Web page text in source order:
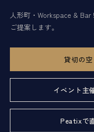
人形町・Workspace &
ご提案します。
貸切の
イベント主
Peatixで